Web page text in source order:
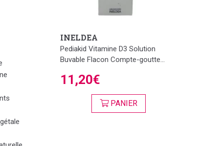
INELDEA
Pediakid Vitamine D3 Solution
Buvable Flacon Compte-goutte...
11,20€
PANIER